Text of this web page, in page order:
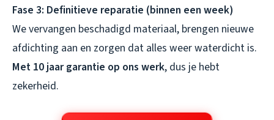
Fase 3: Definitieve reparatie (binnen een week)
We vervangen beschadigd materiaal, brengen nieuwe
afdichting aan en zorgen dat alles weer waterdicht is.
Met 10 jaar garantie op ons werk, dus je hebt
zekerheid.